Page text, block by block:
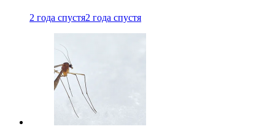
2 года спустя2 года спустя